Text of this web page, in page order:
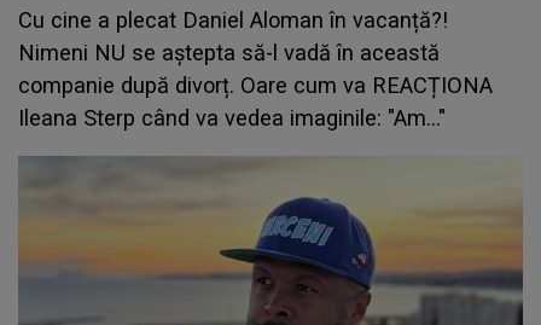
Cu cine a plecat Daniel Aloman în vacanță?!
Nimeni NU se aștepta să-l vadă în această
companie după divorț. Oare cum va REACȚIONA
Ileana Sterp când va vedea imaginile: "Am..."